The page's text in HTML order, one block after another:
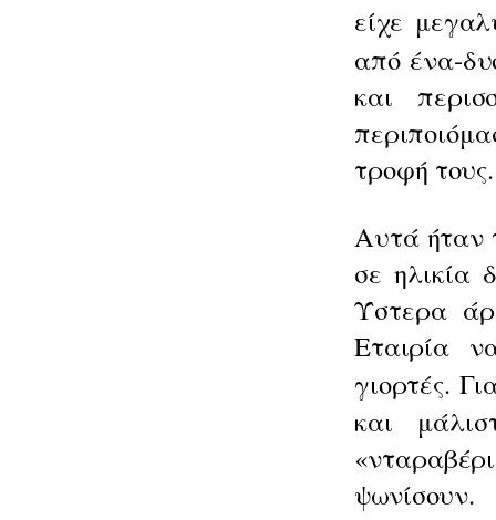
είχε
από ένα-
και
τροφή
Αυτά ήταν
σε ηλικία
Ύστερα
Εταιρία
γιορτές.
και
ψωνίσουν.